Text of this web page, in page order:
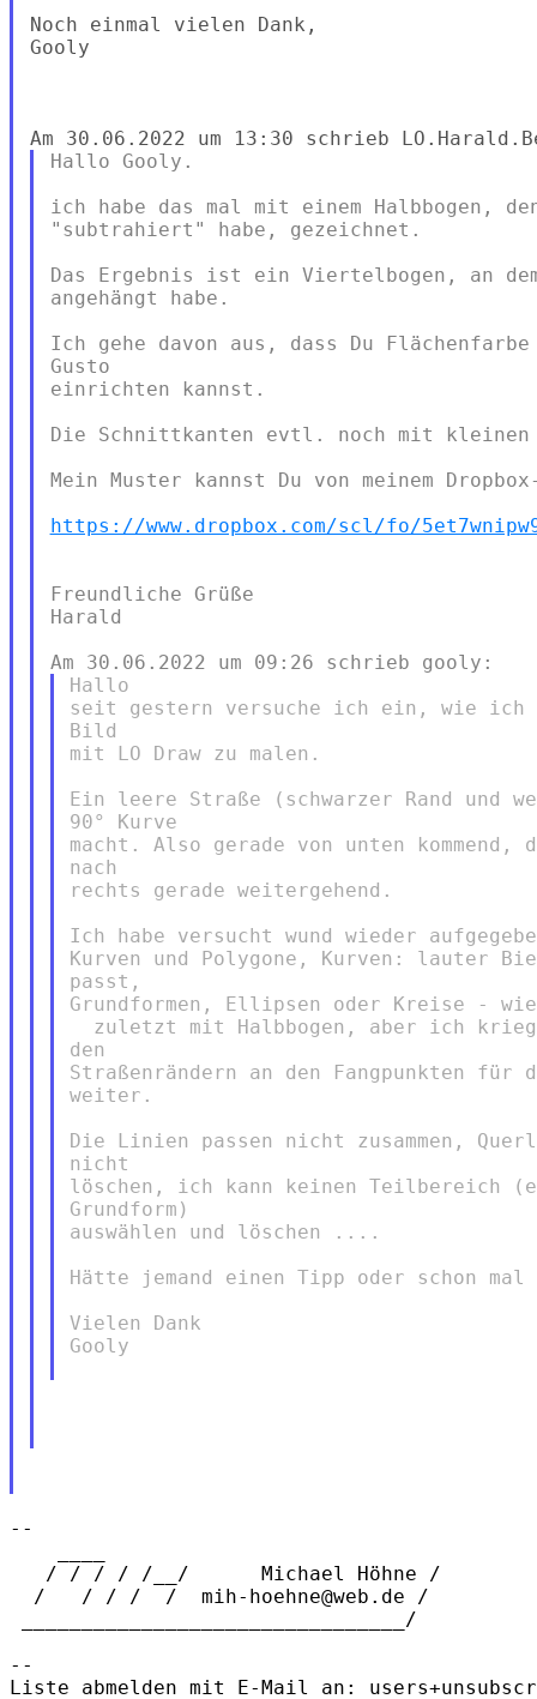
Noch einmal vielen Dank,
Gooly
Hallo Gooly.
ich habe das mal mit einem Halbbogen,
"subtrahiert" habe, gezeichnet.
Das Ergebnis ist ein Viertelbogen, an
angehängt habe.
Ich gehe davon aus, dass Du
Gusto
einrichten kannst.
Die Schnittkanten evtl. noch mit kleinen
Mein Muster kannst Du von meinem
https://www.dropbox.com/scl/fo/
Freundliche Grüße
Harald
Hallo
seit gestern versuche ich ein, wie ich
Bild
mit LO Draw zu malen.
Ein leere Straße (schwarzer Rand und
90° Kurve
macht. Also gerade von unten kommend,
nach
rechts gerade weitergehend.
Ich habe versucht wund wieder
Kurven und Polygone, Kurven: lauter
passt,
Grundformen, Ellipsen oder Kreise -
zuletzt mit Halbbogen, aber ich
den
Straßenrändern an den Fangpunkten für
weiter.
Die Linien passen nicht zusammen,
nicht
löschen, ich kann keinen Teilbereich
Grundform)
auswählen und löschen ....
Hätte jemand einen Tipp oder schon
Vielen Dank
Gooly
--
   / / / / /__/      Michael Höhne /
  /   / / /  /  mih-hoehne@web.de /
________________________________/
--
Liste abmelden mit E-Mail an: